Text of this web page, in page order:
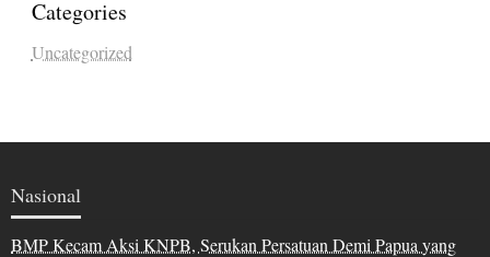
Categories
Uncategorized
Nasional
BMP Kecam Aksi KNPB, Serukan Persatuan Demi Papua yang